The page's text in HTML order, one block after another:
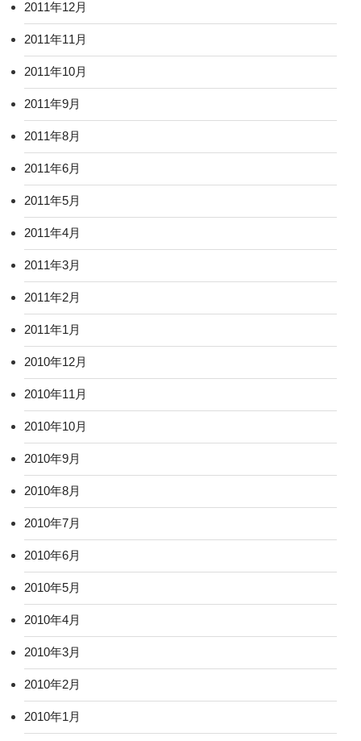
2011年12月
2011年11月
2011年10月
2011年9月
2011年8月
2011年6月
2011年5月
2011年4月
2011年3月
2011年2月
2011年1月
2010年12月
2010年11月
2010年10月
2010年9月
2010年8月
2010年7月
2010年6月
2010年5月
2010年4月
2010年3月
2010年2月
2010年1月